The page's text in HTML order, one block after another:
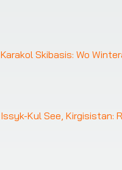
Karakol Skibasis: Wo
Issyk-Kul See, Kirgisistan: